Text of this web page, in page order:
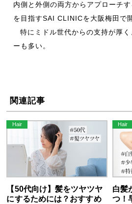
内側と外側の両方からアプローチ
を目指すSAI CLINICを大阪梅田で
特にミドル世代からの支持が厚
ーも多い。
関連記事
【50代向け】髪をツヤツヤ
にするためには？おすすめ
白髪
つ！